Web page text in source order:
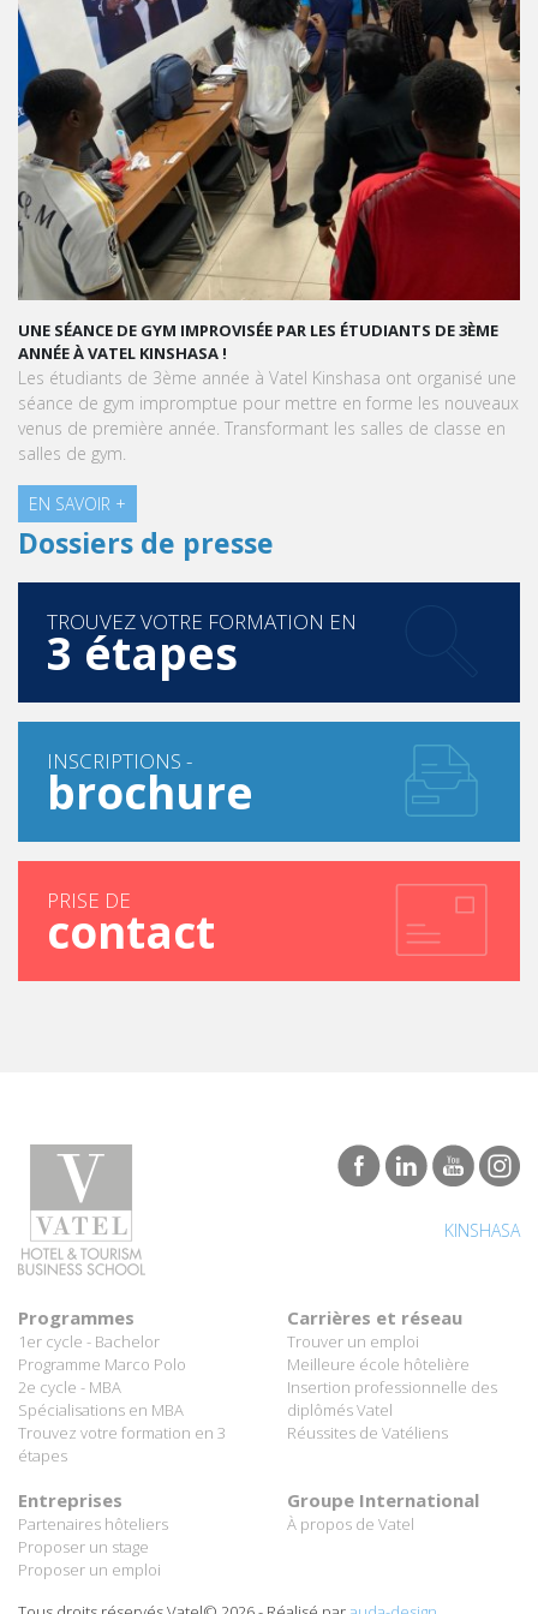
UNE SÉANCE DE GYM IMPROVISÉE PAR LES ÉTUDIANTS DE 3ÈME
ANNÉE À VATEL KINSHASA !
Les étudiants de 3ème année à Vatel Kinshasa ont organisé une
séance de gym impromptue pour mettre en forme les nouveaux
venus de première année. Transformant les salles de classe en
salles de gym.
EN SAVOIR +
Dossiers de presse
TROUVEZ VOTRE FORMATION EN
3 étapes
INSCRIPTIONS -
brochure
PRISE DE
contact
KINSHASA
Programmes
1er cycle - Bachelor
Programme Marco Polo
2e cycle - MBA
Spécialisations en MBA
Trouvez votre formation en 3
étapes
Carrières et réseau
Trouver un emploi
Meilleure école hôtelière
Insertion professionnelle des
diplômés Vatel
Réussites de Vatéliens
Entreprises
Partenaires hôteliers
Proposer un stage
Proposer un emploi
Groupe International
À propos de Vatel